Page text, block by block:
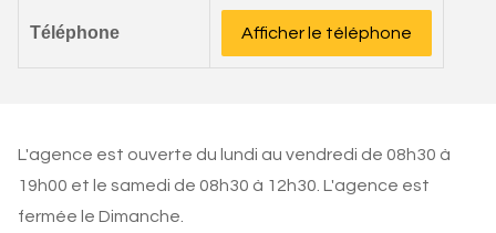
Téléphone Afficher le téléphone
L'agence est ouverte du lundi au vendredi de 08h30 à
19h00 et le samedi de 08h30 à 12h30. L'agence est
fermée le Dimanche.